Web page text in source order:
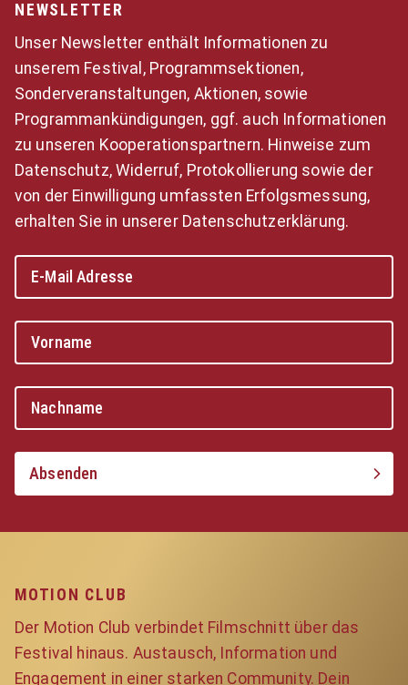
NEWSLETTER
Unser Newsletter enthält Informationen zu
unserem Festival, Programmsektionen,
Sonderveranstaltungen, Aktionen, sowie
Programmankündigungen, ggf. auch Informationen
zu unseren Kooperationspartnern. Hinweise zum
Datenschutz, Widerruf, Protokollierung sowie der
von der Einwilligung umfassten Erfolgsmessung,
erhalten Sie in unserer Datenschutzerklärung.
Absenden
MOTION CLUB
Der Motion Club verbindet Filmschnitt über das
Festival hinaus. Austausch, Information und
Engagement in einer starken Community. Dein